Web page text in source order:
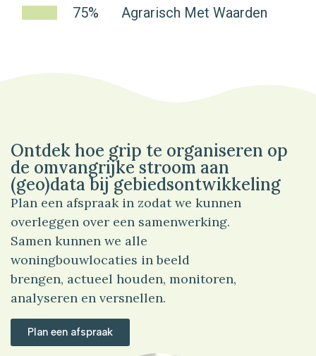
75% Agrarisch Met Waarden
Ontdek hoe grip te organiseren op
de omvangrijke stroom aan
(geo)data bij gebiedsontwikkeling
Plan een afspraak in zodat we kunnen
overleggen over een samenwerking.
Samen kunnen we alle
woningbouwlocaties in beeld
brengen, actueel houden, monitoren,
analyseren en versnellen.
Plan een afspraak